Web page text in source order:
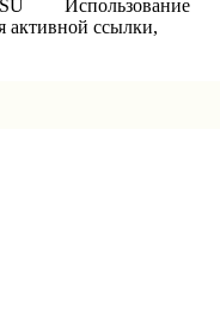
Использование
активной ссылки,